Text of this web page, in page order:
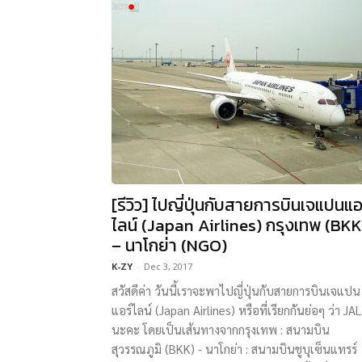
[รีวิว] ไปญี่ปุ่นกับสายการบินเจแปนแ
ไลน์ (Japan Airlines) กรุงเทพ
– นาโกย่า (NGO)
K-ZY - Dec 3, 2017
สวัสดีค่า วันนี้เราจะพาไปญี่ปุ่นกับสายการบินเจแปน
แอร์ไลน์ (Japan Airlines) หรือที่เรียกกันย่อๆ ว่า JAL
นะคะ โดยเป็นเส้นทางจากกรุงเทพ : สนามบิน
สุวรรณภูมิ (BKK) - นาโกย่า : สนามบินชูบุเซ็นแทรร์